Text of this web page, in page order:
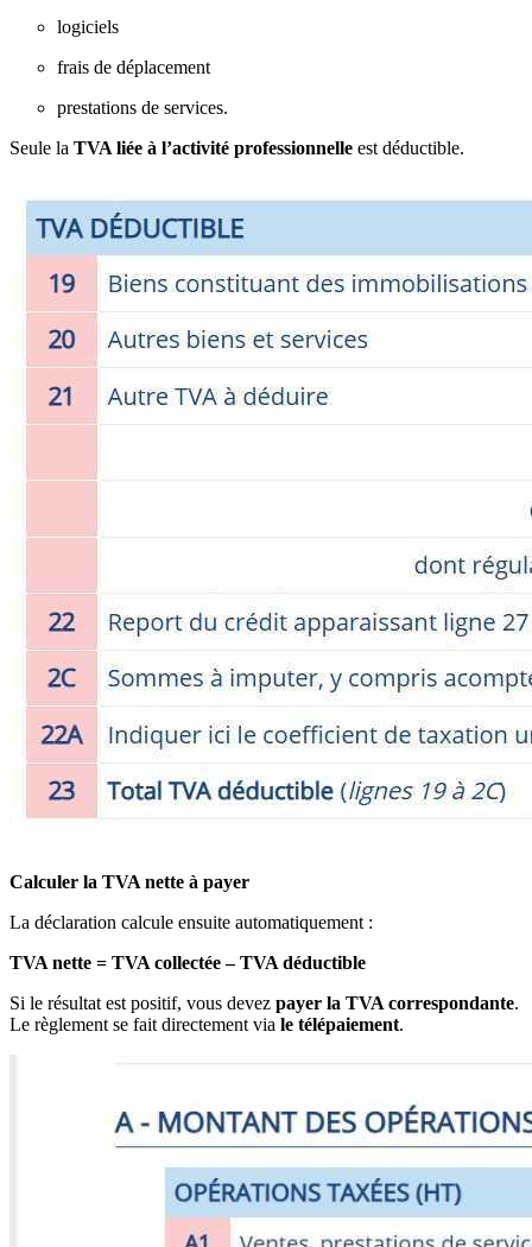
logiciels
frais de déplacement
prestations de services.
Seule la TVA liée à l’activité professionnelle est déductible.
Calculer la TVA nette à payer
La déclaration calcule ensuite automatiquement :
TVA nette = TVA collectée – TVA déductible
Si le résultat est positif, vous devez payer la TVA correspondante.
Le règlement se fait directement via le télépaiement.